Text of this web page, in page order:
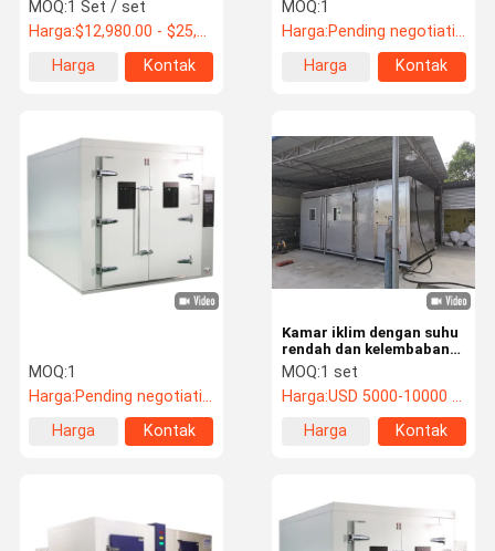
Tur Pabrik
Kontrol
Berita
Kasus VR
Suhu Kelembaban Test Chamber
Oven Pengeringan Vakum
Uv Dipercepat Pelapukan Tester
Mesin uji tarik
Rendah Tinggi
MOQ:1
Harga:Pending negotiation
Harga
Kontak
MOQ:1 Set / set
Harga:$12,980.00 - $25,880.00/ Set
Harga
Kontak
Kamar iklim dengan suhu
rendah dan kelembaban
tinggi yang dapat
diprogram
MOQ:1 set
Harga:USD 5000-10000 / 1 set
Harga
Kontak
MOQ:1
Harga:Pending negotiation
Harga
Kontak